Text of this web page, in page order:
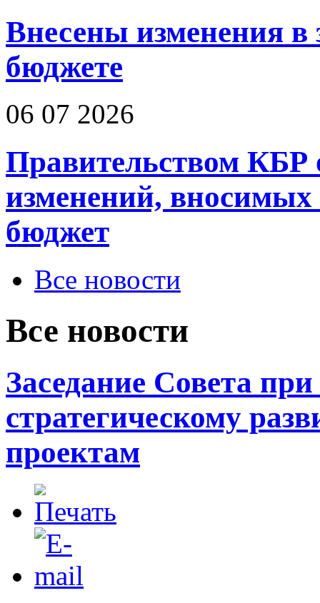
Внесены изменения в
бюджете
06 07 2026
Правительством КБР
изменений, вносимых
бюджет
Все новости
Все новости
Заседание Совета
стратегическому
проектам